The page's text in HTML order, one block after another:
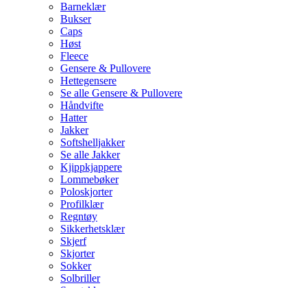
Barneklær
Bukser
Caps
Høst
Fleece
Gensere & Pullovere
Hettegensere
Se alle Gensere & Pullovere
Håndvifte
Hatter
Jakker
Softshelljakker
Se alle Jakker
Kjippkjappere
Lommebøker
Poloskjorter
Profilklær
Regntøy
Sikkerhetsklær
Skjerf
Skjorter
Sokker
Solbriller